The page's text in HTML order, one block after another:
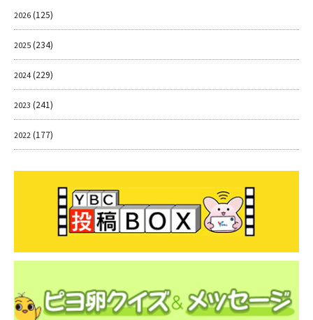
2026(125)
2025(234)
2024(229)
2023 (241)
2022(177)